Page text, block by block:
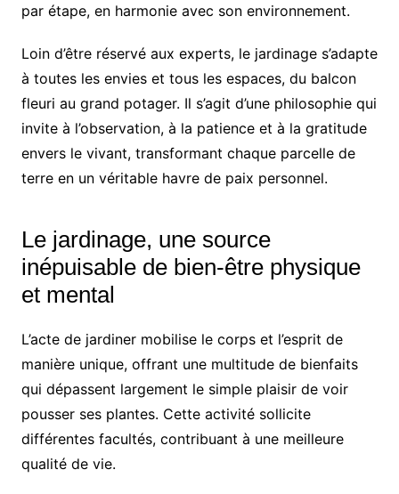
par étape, en harmonie avec son environnement.
Loin d’être réservé aux experts, le jardinage s’adapte
à toutes les envies et tous les espaces, du balcon
fleuri au grand potager. Il s’agit d’une philosophie qui
invite à l’observation, à la patience et à la gratitude
envers le vivant, transformant chaque parcelle de
terre en un véritable havre de paix personnel.
Le jardinage, une source
inépuisable de bien-être physique
et mental
L’acte de jardiner mobilise le corps et l’esprit de
manière unique, offrant une multitude de bienfaits
qui dépassent largement le simple plaisir de voir
pousser ses plantes. Cette activité sollicite
différentes facultés, contribuant à une meilleure
qualité de vie.